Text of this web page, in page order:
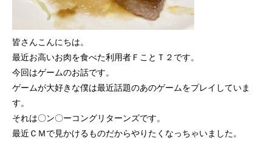
皆さんこんにちは。
最近お高いお肉を食べた利用者ＦことＴ２です。
今回はゲームのお話です。
ゲームが大好きな僕は最近話題のあのゲームをプレイしていま
す。
それは〇ン〇ーコングリターンズです。
最近ＣＭで見かけるものだからやりたくなっちゃいました。